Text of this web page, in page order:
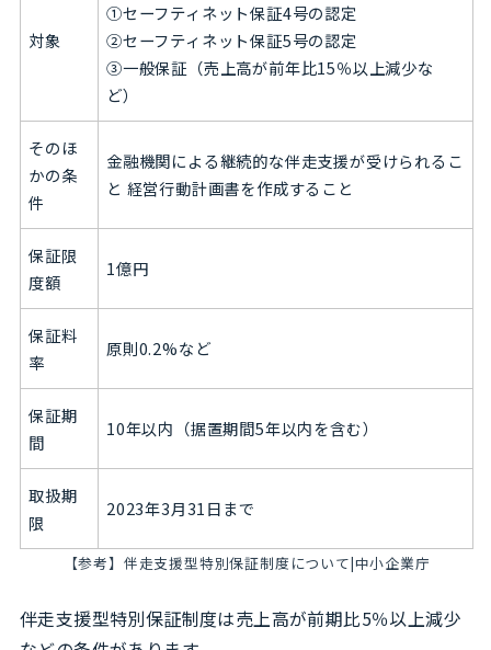
対象
①セーフティネット保証4号の認定
②セーフティネット保証5号の認定
③一般保証（売上高が前年比15％以上減少な
ど）
そのほ
かの条
件
金融機関による継続的な伴走支援が受けられるこ
と 経営行動計画書を作成すること
保証限
度額
1億円
保証料
率
原則0.2%など
保証期
間
10年以内（据置期間5年以内を含む）
取扱期
限
2023年3月31日まで
【参考】 伴走支援型特別保証制度について|中小企業庁
伴走支援型特別保証制度は売上高が前期比5％以上減少